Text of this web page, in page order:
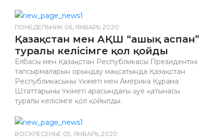
ПОНЕДЕЛЬНИК 06, ЯНВАРЬ 2020
Қазақстан мен АҚШ “ашық аспан”
туралы келісімге қол қойды
Елбасы мен Қазақстан Республикасы Президентінің
тапсырмаларын орындау мақсатында Қазақстан
Республикасының Үкіметі мен Америка Құрама
Штаттарының Үкіметі арасындағы әуе қатынасы
туралы келісімге қол қойылды.
ВОСКРЕСЕНЬЕ 05, ЯНВАРЬ 2020